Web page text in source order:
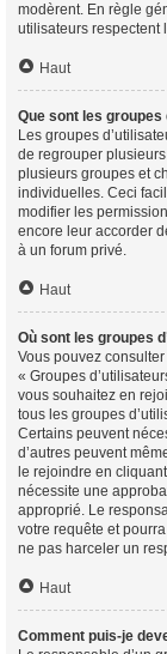
modèrent. En règle
utilisateurs respectent
Haut
Que sont les groupes
Les groupes
de regrouper
plusieurs groupes et
individuelles. Ceci
modifier les
encore leur accorder
à un forum privé.
Haut
Où sont les groupes
Vous pouvez
« Groupes
vous souhaitez en
tous les groupes
Certains peuvent
d’autres peuvent
le rejoindre en
nécessite une
approprié. Le
votre requête et
ne pas harceler un
Haut
Comment puis-je